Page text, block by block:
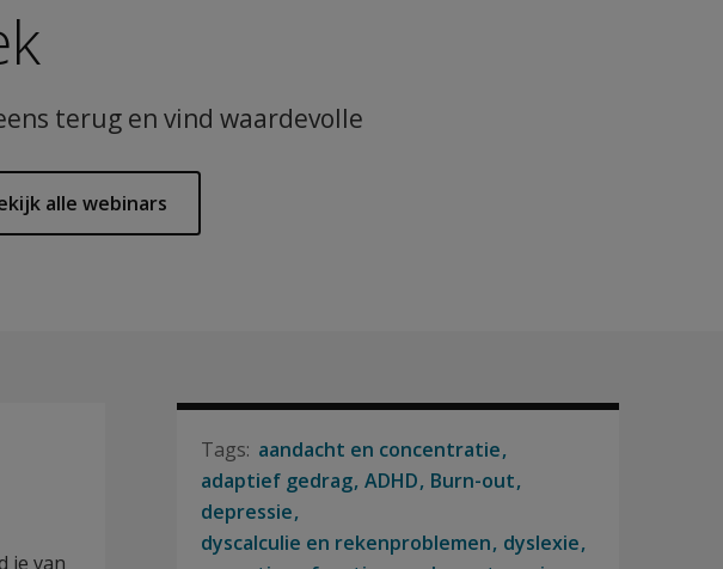
terug en vind waardevolle
alle webinars
je van
aandacht en concentratie
adaptief gedrag ADHD Burn-out
depressie
dyscalculie en rekenproblemen dyslexie